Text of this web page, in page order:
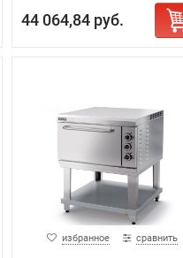
44 064,84 руб.
избранное сравнить